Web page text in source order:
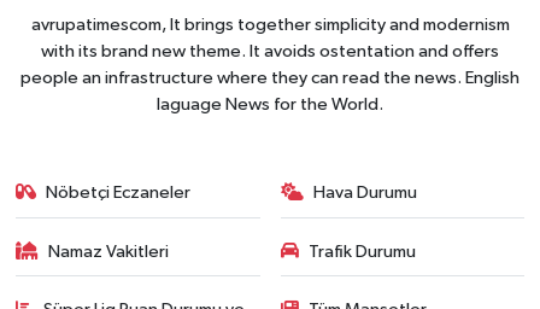
avrupatimescom, It brings together simplicity and modernism
with its brand new theme. It avoids ostentation and offers
people an infrastructure where they can read the news. English
laguage News for the World.
Nöbetçi Eczaneler Hava Durumu
Namaz Vakitleri Trafik Durumu